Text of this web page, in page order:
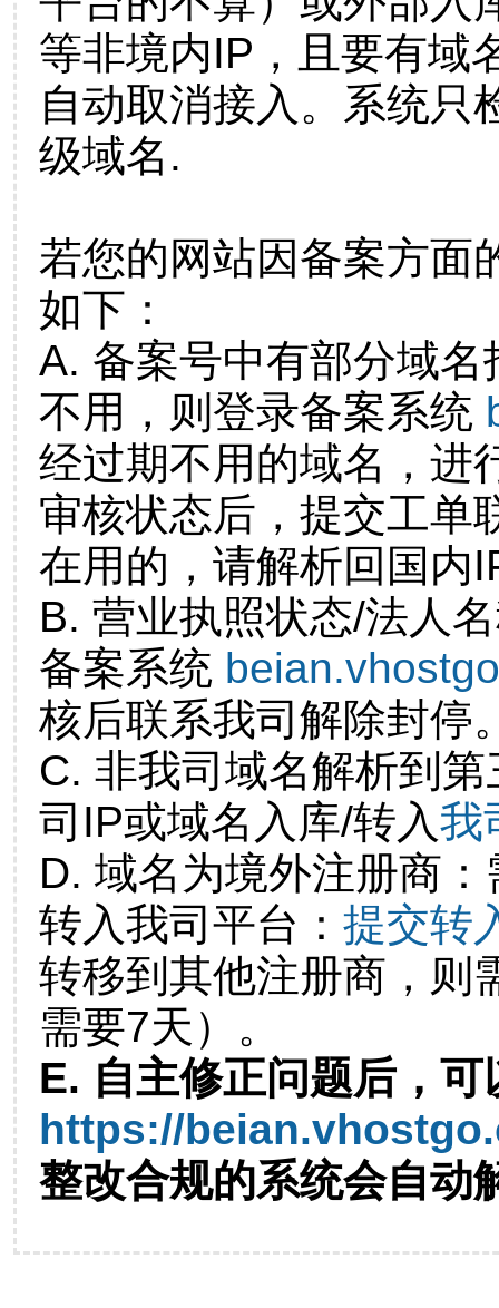
等非境内IP，且要有域
自动取消接入。系统只
级域名.
若您的网站因备案方面
如下：
A. 备案号中有部分域
不用，则登录备案系统
经过期不用的域名，进
审核状态后，提交工单
在用的，请解析回国内
B. 营业执照状态/法人
备案系统
核后联系我司解除封停
C. 非我司域名解析到
司IP或域名入库/转入我
D. 域名为境外注册商
转入我司平台： 提交转
转移到其他注册商，则
需要7天）。
E. 自主修正问题后，可
https://
整改合规的系统会自动